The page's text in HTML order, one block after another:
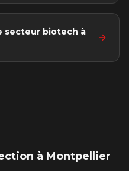
secteur biotech à
à Montpellier